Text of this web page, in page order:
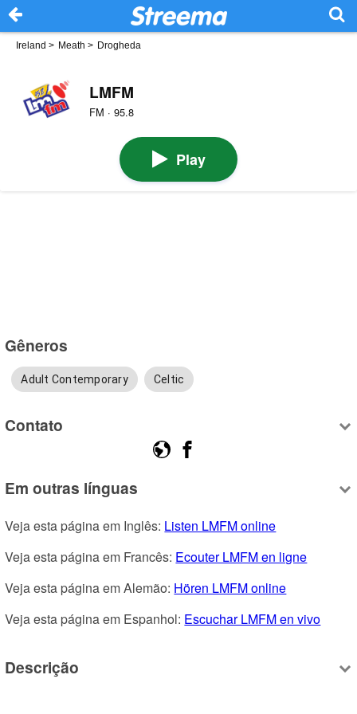
Ireland > Meath > Drogheda
LMFM
FM · 95.8
Play
Gêneros
Adult Contemporary Celtic
Contato
Em outras línguas
Veja esta página em Inglês: Listen LMFM online
Veja esta página em Francês: Ecouter LMFM en ligne
Veja esta página em Alemão: Hören LMFM online
Veja esta página em Espanhol: Escuchar LMFM en vivo
Descrição